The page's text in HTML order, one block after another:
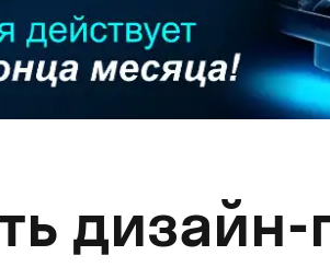
дизайн-